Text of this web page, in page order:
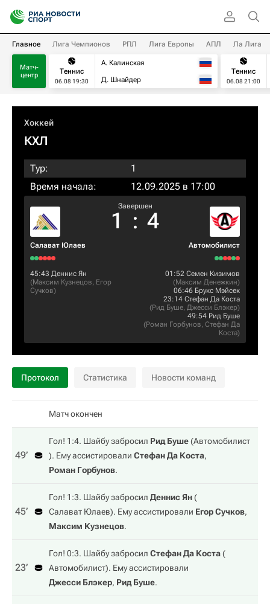
Главное Лига Чемпионов РПЛ Лига Европы АПЛ Ла Лига
Матч-
центр
Теннис
06.08 19:30
А. Калинская
Д. Шнайдер
Теннис
06.08 21:00
Хоккей
КХЛ
Тур:
1
Время начала:
12.09.2025 в 17:00
Салават Юлаев
Завершен
1 : 4
Автомобилист
45:43 Деннис Ян
(Максим Кузнецов, Егор
Сучков)
01:52 Семен Кизимов
(Максим Денежкин)
06:46 Брукс Мэйсек
23:14 Стефан Да Коста
(Рид Буше, Джесси Блэкер)
49:54 Рид Буше
(Роман Горбунов, Стефан Да
Коста)
Протокол Статистика Новости команд
Матч окончен
49‎’‎
Гол! 1:4. Шайбу забросил Рид Буше(Автомобилист
). Ему ассистировали Стефан Да Коста,
Роман Горбунов.
45‎’‎
Гол! 1:3. Шайбу забросил Деннис Ян(
Салават Юлаев). Ему ассистировали Егор Сучков,
Максим Кузнецов.
23‎’‎
Гол! 0:3. Шайбу забросил Стефан Да Коста(
Автомобилист). Ему ассистировали
Джесси Блэкер, Рид Буше.